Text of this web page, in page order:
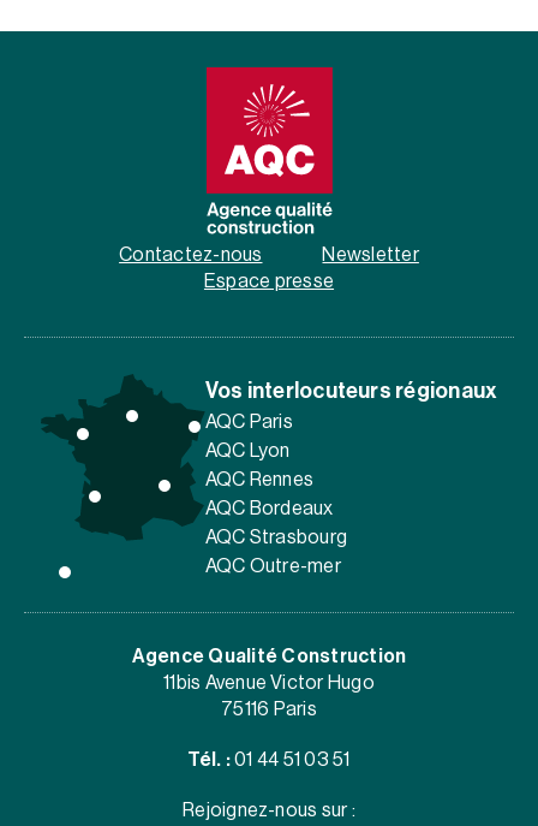
Contactez-nous
Newsletter
Espace presse
Vos interlocuteurs régionaux
AQC Paris
AQC Lyon
AQC Rennes
AQC Bordeaux
AQC Strasbourg
AQC Outre-mer
Agence Qualité Construction
11bis Avenue Victor Hugo
75116 Paris
Tél. : 01 44 51 03 51
Rejoignez-nous sur :